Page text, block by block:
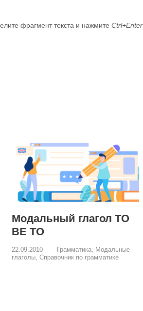
фрагмент текста и нажмите Ctrl+Enter
Модальный глагол TO
BE TO
22.09.2010 Грамматика, Модальные
глаголы, Справочник по грамматике